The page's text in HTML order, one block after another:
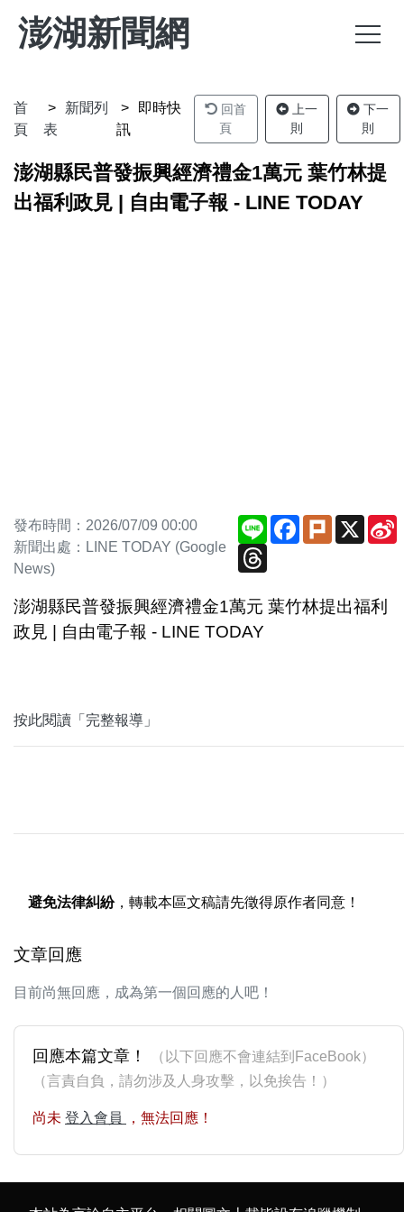
澎湖新聞網
首
頁
新聞列
表
即時快
訊
回首
頁
上一
則
下一
則
澎湖縣民普發振興經濟禮金1萬元 葉竹林提
出福利政見 | 自由電子報 - LINE TODAY
發布時間：2026/07/09 00:00
新聞出處：LINE TODAY (Google
News)
Line Facebook
PlurkX
Threads
澎湖縣民普發振興經濟禮金1萬元 葉竹林提出福利
政見 | 自由電子報 - LINE TODAY
按此閱讀「完整報導」
避免法律糾紛，轉載本區文稿請先徵得原作者同意！
文章回應
目前尚無回應，成為第一個回應的人吧！
回應本篇文章！
（以下回應不會連結到FaceBook）
（言責自負，請勿涉及人身攻擊，以免挨告！）
尚未 登入會員 ，無法回應！